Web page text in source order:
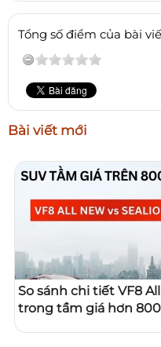
Tổng số điểm của bài
Bài viết mới
So sánh chi tiết VF8
trong tầm giá hơn